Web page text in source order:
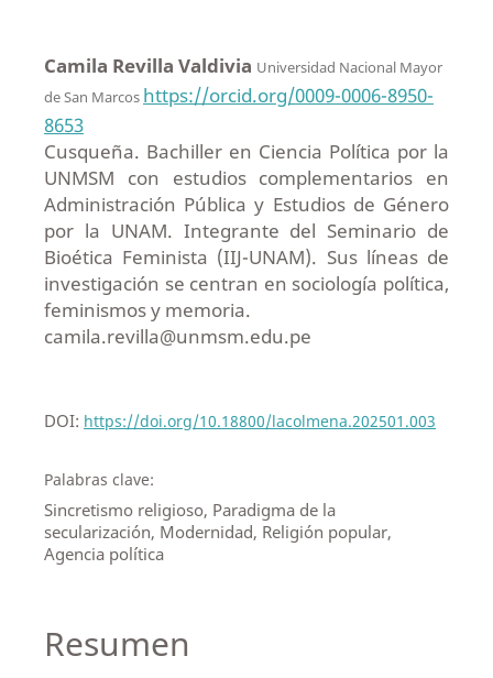
Camila Revilla Valdivia Universidad Nacional Mayor
de San Marcos https://orcid.org/0009-0006-8950-
8653
Cusqueña. Bachiller en Ciencia Política por la
UNMSM con estudios complementarios en
Administración Pública y Estudios de Género
por la UNAM. Integrante del Seminario de
Bioética Feminista (IIJ-UNAM). Sus líneas de
investigación se centran en sociología política,
feminismos y memoria.
camila.revilla@unmsm.edu.pe
DOI: https://doi.org/10.18800/lacolmena.202501.003
Palabras clave:
Sincretismo religioso, Paradigma de la
secularización, Modernidad, Religión popular,
Agencia política
Resumen